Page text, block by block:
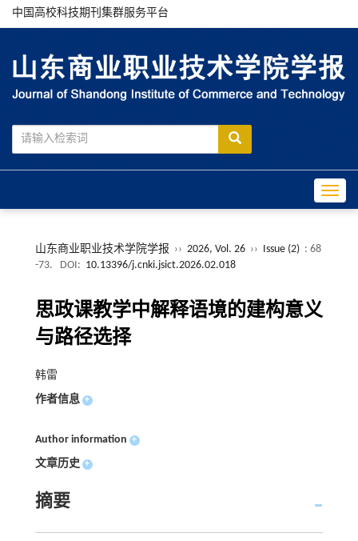
中国高校科技期刊集群服务平台
山东商业职业技术学院学报 ›› 2026, Vol. 26 ›› Issue (2) : 68
-73.
DOI: 10.13396/j.cnki.jsict.2026.02.018
思政课教学中解释语境的建构意义
与路径选择
韩雷
作者信息 +
Author information +
文章历史 +
摘要